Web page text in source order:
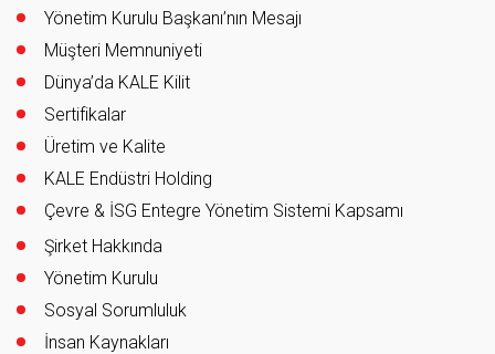
Yönetim Kurulu Başkanı’nın Mesajı
Müşteri Memnuniyeti
Dünya’da KALE Kilit
Sertifikalar
Üretim ve Kalite
KALE Endüstri Holding
Çevre & İSG Entegre Yönetim Sistemi Kapsamı
Şirket Hakkında
Yönetim Kurulu
Sosyal Sorumluluk
İnsan Kaynakları